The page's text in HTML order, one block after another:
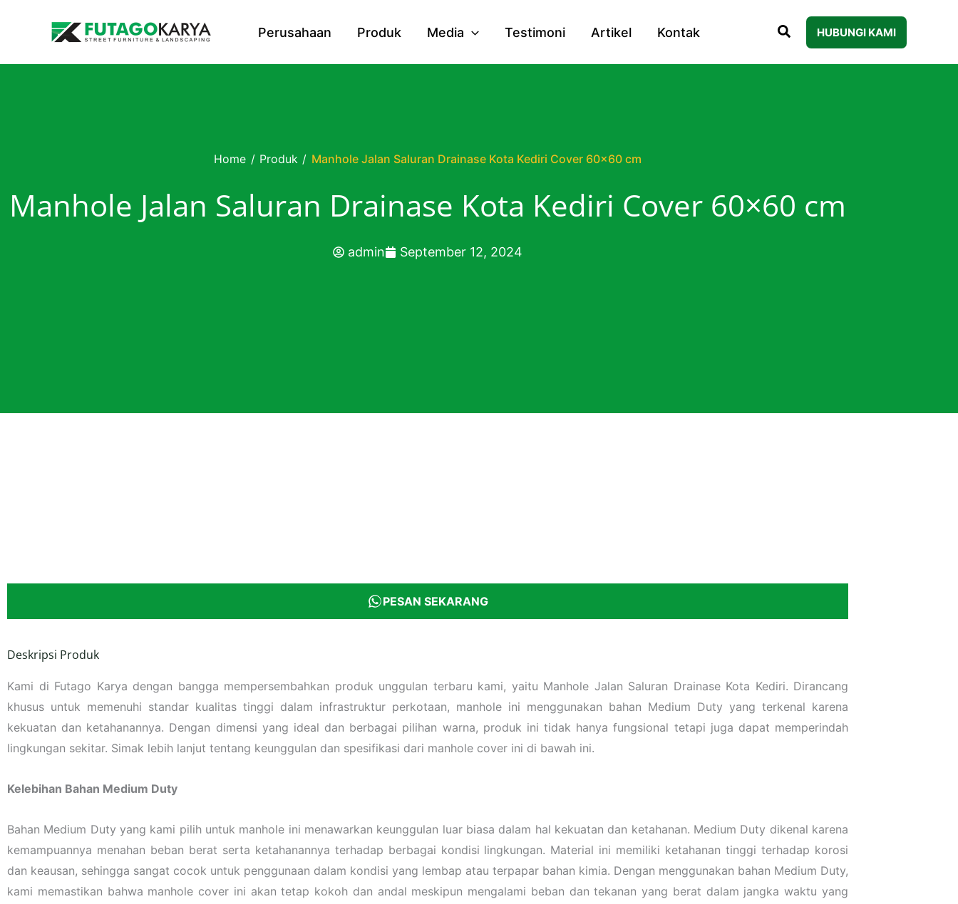
Perusahaan Produk Media Testimoni Artikel Kontak HUBUNGI KAMI
Home / Produk / Manhole Jalan Saluran Drainase Kota Kediri Cover 60×60 cm
Manhole Jalan Saluran Drainase Kota Kediri Cover 60×60 cm
admin September 12, 2024
PESAN SEKARANG
Deskripsi Produk
Kami di Futago Karya dengan bangga mempersembahkan produk unggulan terbaru kami, yaitu Manhole Jalan Saluran Drainase Kota Kediri. Dirancang
khusus untuk memenuhi standar kualitas tinggi dalam infrastruktur perkotaan, manhole ini menggunakan bahan Medium Duty yang terkenal karena
kekuatan dan ketahanannya. Dengan dimensi yang ideal dan berbagai pilihan warna, produk ini tidak hanya fungsional tetapi juga dapat memperindah
lingkungan sekitar. Simak lebih lanjut tentang keunggulan dan spesifikasi dari manhole cover ini di bawah ini.
Kelebihan Bahan Medium Duty
Bahan Medium Duty yang kami pilih untuk manhole ini menawarkan keunggulan luar biasa dalam hal kekuatan dan ketahanan. Medium Duty dikenal karena
kemampuannya menahan beban berat serta ketahanannya terhadap berbagai kondisi lingkungan. Material ini memiliki ketahanan tinggi terhadap korosi
dan keausan, sehingga sangat cocok untuk penggunaan dalam kondisi yang lembap atau terpapar bahan kimia. Dengan menggunakan bahan Medium Duty,
kami memastikan bahwa manhole cover ini akan tetap kokoh dan andal meskipun mengalami beban dan tekanan yang berat dalam jangka waktu yang